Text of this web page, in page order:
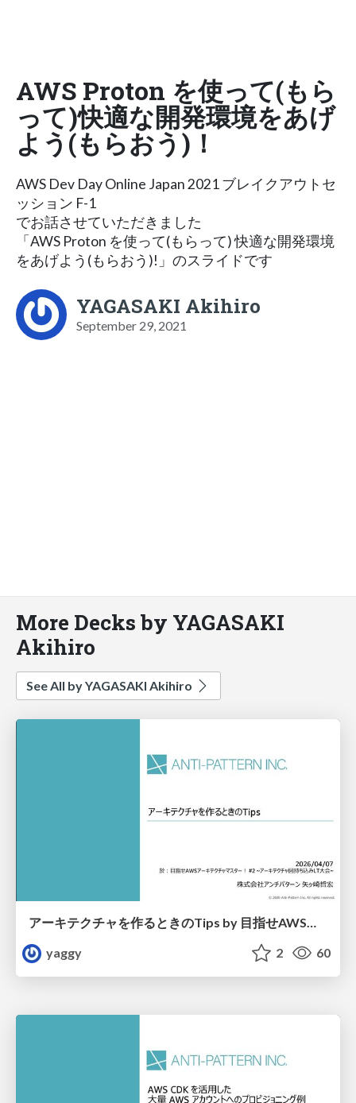
AWS Proton を使って(もら
って)快適な開発環境をあげ
よう(もらおう)！
AWS Dev Day Online Japan 2021 ブレイクアウトセ
ッション F-1
でお話させていただきました
「AWS Proton を使って(もらって) 快適な開発環境
をあげよう(もらおう)!」のスライドです
YAGASAKI Akihiro
September 29, 2021
More Decks by YAGASAKI
Akihiro
See All by YAGASAKI Akihiro
アーキテクチャを作るときのTips by 目指せAWSアーキテクチャマスター！ #2 ~アーキテクチャ図持ち込みLT大会~
yaggy
2 60